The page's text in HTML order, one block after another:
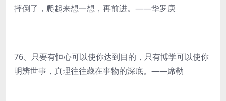
摔倒了，爬起来想一想，再前进。——华罗庚
76、只要有恒心可以使你达到目的，只有博学可以使你
明辨世事，真理往往藏在事物的深底。——席勒